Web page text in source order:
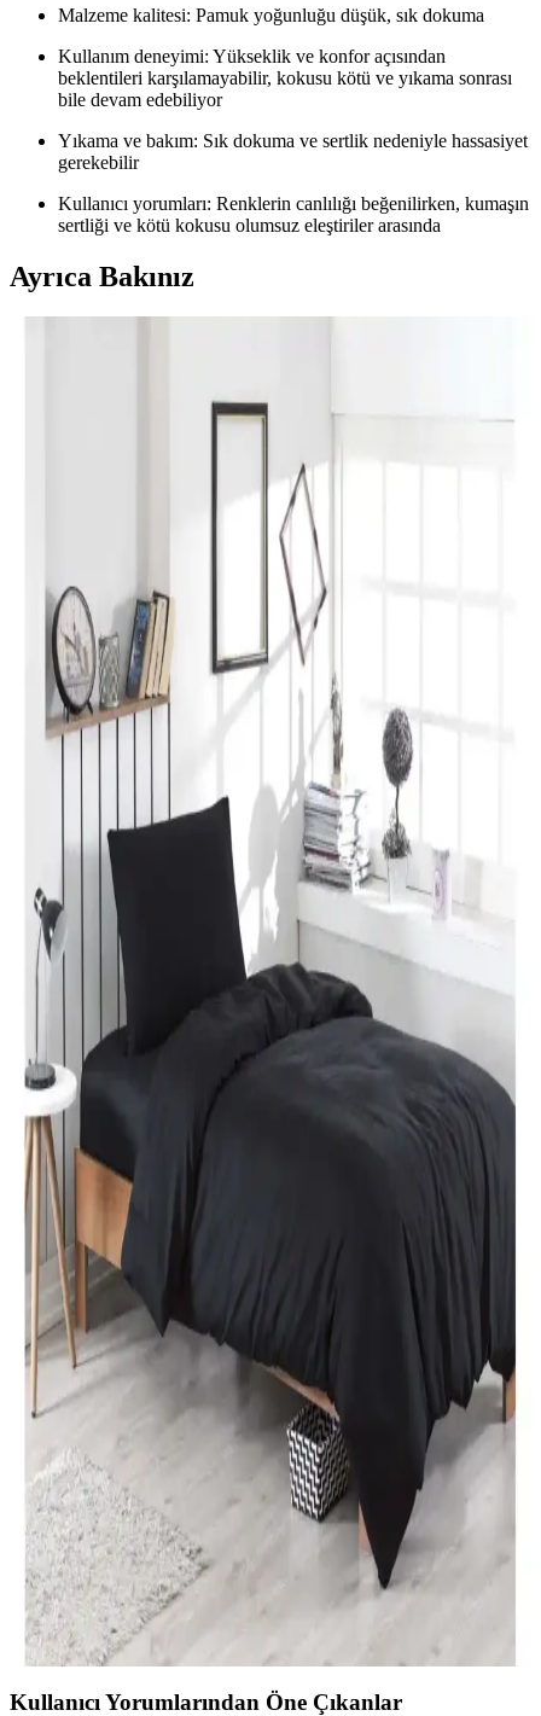
Malzeme kalitesi: Pamuk yoğunluğu düşük, sık dokuma
Kullanım deneyimi: Yükseklik ve konfor açısından
beklentileri karşılamayabilir, kokusu kötü ve yıkama sonrası
bile devam edebiliyor
Yıkama ve bakım: Sık dokuma ve sertlik nedeniyle hassasiyet
gerekebilir
Kullanıcı yorumları: Renklerin canlılığı beğenilirken, kumaşın
sertliği ve kötü kokusu olumsuz eleştiriler arasında
Ayrıca Bakınız
Perde ve nevresim uyumu, krem ve magnolia tonlarındaki odalarda
uyumlu renk ve desen önerileri sunulmaktadır.
Yılbaşı Nevresimleri ile Ev Dekorasyonunuzu
Geliştirin ve Atmosferinizi Zenginleştirin
Yılbaşı nevresimleri, renk, motif ve malzeme seçimleriyle evinizde
özel bir atmosfer yaratır. Dekorasyon detaylarıyla yılbaşı ruhunu
yansıtın ve yeni yılı sevdiklerinizle kutlayın.
Karaca Home Lavin %100 Pamuk Çift Kişilik
Nevresim Takımı Modern ve Şık Tasarım
Karaca Home’un Lavin nevresim takımı, %100 pamuklu kumaşı,
Adaçayı rengi ve modern tasarımıyla yatak odalarına şıklık ve
rahatlık katıyor. Uzun ömürlü ve kolay bakım özellikleriyle ideal bir
Özdilek Colormix ve Valoroso Çift Kişilik Nevresim
Takımları Karşılaştırması
Bu karşılaştırmada Özdilek Colormix ve Valoroso nevresim
takımlarının kumaş özellikleri, tasarım ve kullanıcı yorumları detaylı
inceleniyor.
Taç Lisanslı Kuromi Temalı Tek Kişilik Pamuklu
Nevresim Takımı Detayları
%100 pamuklu Kuromi nevresim takımı, genç ve dinamik
tasarımıyla rahatlık ve şıklığı bir arada sunar. Yüksek kalite malzeme
ve pratik kullanım özellikleriyle ideal yatak odası seçeneği.
Karaca Home Nevresim Takımları Karşılaştırması:
Malzeme, Tasarım ve Kullanıcı Yorumları
İki farklı Karaca Home nevresim takımı detaylı karşılaştırmasıyla
malzeme, tasarım ve kullanıcı yorumlarını keşfedin. Konfor ve
estetik açısından önemli bilgiler içerir.
Özdilek Tek Kişilik Nevresim Takımları: Konfor ve
Şıklık Sunan Seçenekler
Özdilek'in çeşitli tasarımlarıyla, konfor ve şıklığı bir arada sunan tek
kişilik nevresim takımları, kaliteli kumaşlar ve uygun fiyat
seçenekleriyle odanızı yenilemenize yardımcı olur.
Modern Yatak Odası Dekorasyonunda Siyah Tek
Kişilik Nevresim Takımı Seçenekleri ve İpuçları
Modern yatak odalarında siyah tek kişilik nevresim takımları, şıklık
ve fonksiyonelliği bir arada sunar. Kaliteli malzeme ve doğru bakım
ile uzun ömür sağlar, dekorasyona şıklık katar.
Kullanıcı Yorumlarından Öne Çıkanlar